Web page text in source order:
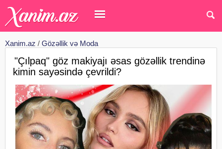
Xanim.az / Gözəllik və Moda
"Çılpaq" göz makiyajı əsas gözəllik trendinə
kimin sayəsində çevrildi?